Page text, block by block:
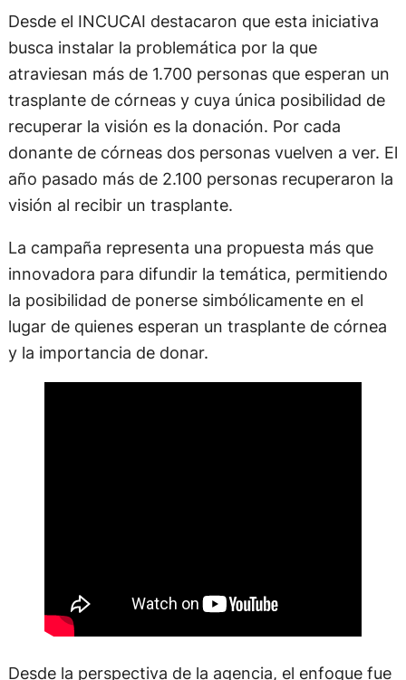
Desde el INCUCAI destacaron que esta iniciativa
busca instalar la problemática por la que
atraviesan más de 1.700 personas que esperan un
trasplante de córneas y cuya única posibilidad de
recuperar la visión es la donación. Por cada
donante de córneas dos personas vuelven a ver. El
año pasado más de 2.100 personas recuperaron la
visión al recibir un trasplante.
La campaña representa una propuesta más que
innovadora para difundir la temática, permitiendo
la posibilidad de ponerse simbólicamente en el
lugar de quienes esperan un trasplante de córnea
y la importancia de donar.
Desde la perspectiva de la agencia, el enfoque fue